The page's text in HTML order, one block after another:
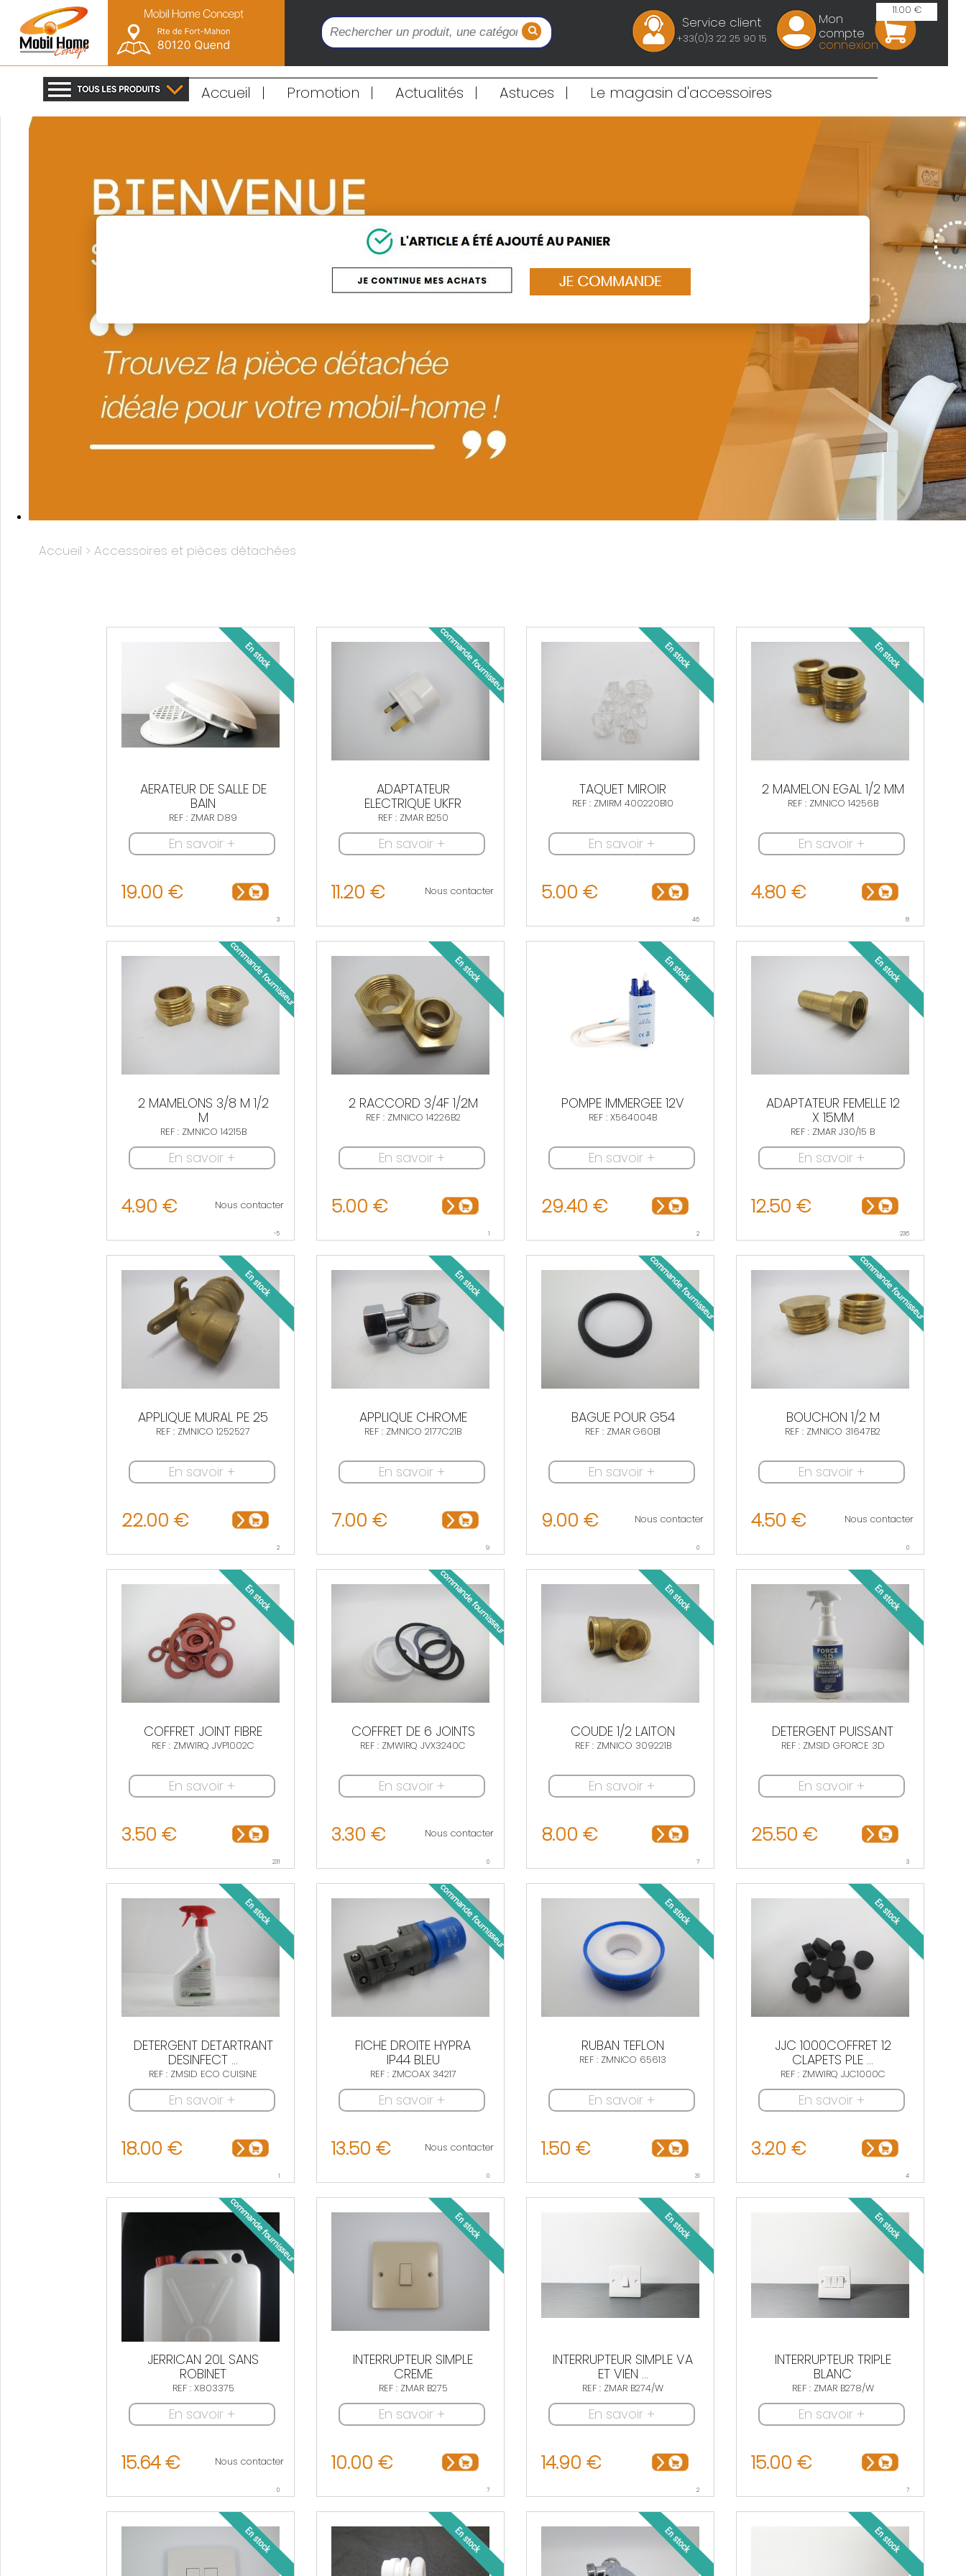
Service client
+33(0)3 22 25 90 15
Mon
compte
connexion
11.00 €
Accueil | Promotion | Actualités | Astuces | Le magasin d'accessoires
Accueil > Accessoires et pièces détachées
AERATEUR DE SALLE DE
BAIN
REF : ZMAR D89
En savoir +
19.00 €
3
ADAPTATEUR
ELECTRIQUE UKFR
REF : ZMAR B250
En savoir +
11.20 € Nous contacter
TAQUET MIROIR
REF : ZMIRM 400220B10
En savoir +
5.00 €
46
2 MAMELON EGAL 1/2 MM
REF : ZMNICO 14256B
En savoir +
4.80 €
8
2 MAMELONS 3/8 M 1/2
M
REF : ZMNICO 14215B
En savoir +
4.90 € Nous contacter
-5
2 RACCORD 3/4F 1/2M
REF : ZMNICO 14226B2
En savoir +
5.00 €
1
POMPE IMMERGEE 12V
REF : X564004B
En savoir +
29.40 €
2
ADAPTATEUR FEMELLE 12
X 15MM
REF : ZMAR J30/15 B
En savoir +
12.50 €
236
APPLIQUE MURAL PE 25
REF : ZMNICO 1252527
En savoir +
22.00 €
2
APPLIQUE CHROME
REF : ZMNICO 2177C21B
En savoir +
7.00 €
9
BAGUE POUR G54
REF : ZMAR G60B1
En savoir +
9.00 € Nous contacter
0
BOUCHON 1/2 M
REF : ZMNICO 31647B2
En savoir +
4.50 € Nous contacter
0
COFFRET JOINT FIBRE
REF : ZMWIRQ JVP1002C
En savoir +
3.50 €
231
COFFRET DE 6 JOINTS
REF : ZMWIRQ JVX3240C
En savoir +
3.30 € Nous contacter
0
COUDE 1/2 LAITON
REF : ZMNICO 309221B
En savoir +
8.00 €
7
DETERGENT PUISSANT
REF : ZMSID GFORCE 3D
En savoir +
25.50 €
3
DETERGENT DETARTRANT
DESINFECT ...
REF : ZMSID ECO CUISINE
En savoir +
18.00 €
1
FICHE DROITE HYPRA
IP44 BLEU
REF : ZMCOAX 34217
En savoir +
13.50 € Nous contacter
0
RUBAN TEFLON
REF : ZMNICO 65613
En savoir +
1.50 €
31
JJC 1000COFFRET 12
CLAPETS PLE ...
REF : ZMWIRQ JJC1000C
En savoir +
3.20 €
4
JERRICAN 20L SANS
ROBINET
REF : X803375
En savoir +
15.64 € Nous contacter
0
INTERRUPTEUR SIMPLE
CREME
REF : ZMAR B275
En savoir +
10.00 €
7
INTERRUPTEUR SIMPLE VA
ET VIEN ...
REF : ZMAR B274/W
En savoir +
14.90 €
2
INTERRUPTEUR TRIPLE
BLANC
REF : ZMAR B278/W
En savoir +
15.00 €
7